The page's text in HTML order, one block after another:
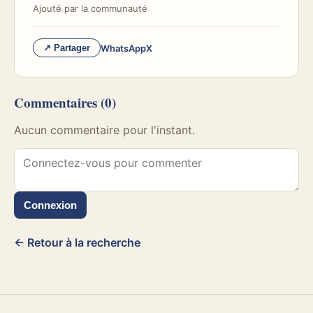
Ajouté par la communauté
↗ Partager WhatsAppX
Commentaires (0)
Aucun commentaire pour l'instant.
Connexion
← Retour à la recherche